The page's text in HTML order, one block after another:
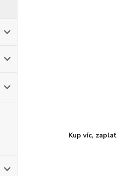
Kup víc, zaplať